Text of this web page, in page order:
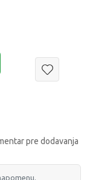
pre dodavanja